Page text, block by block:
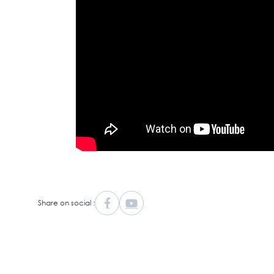
Share on social :